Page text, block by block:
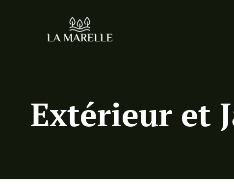
Extérieur et